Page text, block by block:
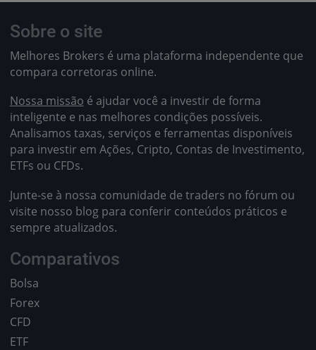
Sobre o site
Melhores Brokers é uma plataforma independente que
compara corretoras online.
Nossa missão é ajudar você a investir de forma
inteligente e nas melhores condições possíveis.
Analisamos taxas, serviços e ferramentas disponíveis
para investir em Ações, Cripto, Contas de Investimento,
ETFs ou CFDs.
Junte-se à nossa comunidade de traders no fórum ou
visite nosso blog para conferir conteúdos práticos e
sempre atualizados.
Comparativos
Bolsa
Forex
CFD
ETF